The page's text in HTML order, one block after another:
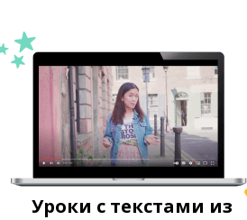
Уроки с текстами из